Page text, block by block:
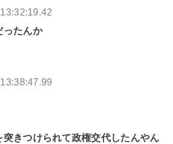
ったんか
きつけられて政権交代したんやん